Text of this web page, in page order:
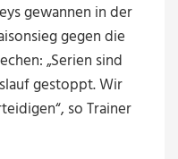
gewannen in der
gegen die
„Serien sind
gestoppt. Wir
so Trainer